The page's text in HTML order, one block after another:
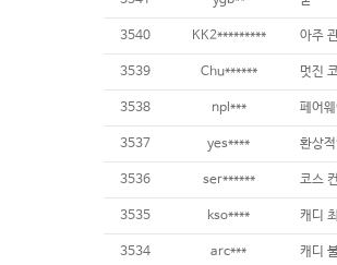
3540 KK2*********
3539 Chu****** 멋진
3538 npl***
3537 yes****
3536 ser****** 코스
3535 kso****
3534 arc***